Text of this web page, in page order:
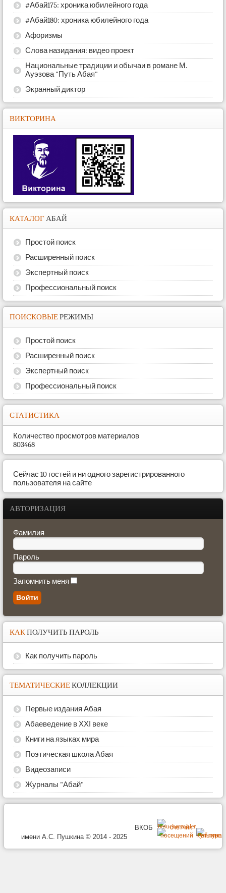
#Абай175: хроника юбилейного года
#Абай180: хроника юбилейного года
Афоризмы
Слова назидания: видео проект
Национальные традиции и обычаи в романе М.
Ауэзова "Путь Абая"
Экранный диктор
ВИКТОРИНА
КАТАЛОГАБАЙ
Простой поиск
Расширенный поиск
Экспертный поиск
Профессиональный поиск
ПОИСКОВЫЕРЕЖИМЫ
Простой поиск
Расширенный поиск
Экспертный поиск
Профессиональный поиск
СТАТИСТИКА
Количество просмотров материалов
803468
Сейчас 10 гостей и ни одного зарегистрированного
пользователя на сайте
АВТОРИЗАЦИЯ
Фамилия
Пароль
Запомнить меня
КАКПОЛУЧИТЬ ПАРОЛЬ
Как получить пароль
ТЕМАТИЧЕСКИЕКОЛЛЕКЦИИ
Первые издания Абая
Абаеведение в ХХІ веке
Книги на языках мира
Поэтическая школа Абая
Видеозаписи
Журналы "Абай"
ВКОБ
имени А.С. Пушкина © 2014 - 2025